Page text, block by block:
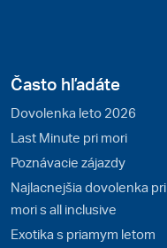
Často hľadáte
Dovolenka leto 2026
Last Minute pri mori
Poznávacie zájazdy
Najlacnejšia dovolenka pri
mori s all inclusive
Exotika s priamym letom